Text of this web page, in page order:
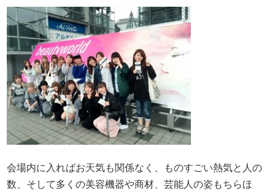
会場内に入ればお天気も関係なく、ものすごい熱気と人の
数、そして多くの美容機器や商材、芸能人の姿もちらほ